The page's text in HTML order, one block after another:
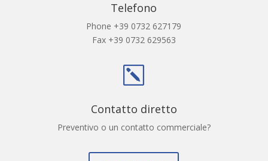
Telefono
Phone +39 0732 627179
Fax +39 0732 629563
k
Contatto diretto
Preventivo o un contatto commerciale?